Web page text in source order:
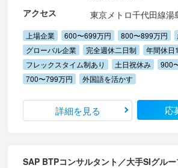
アクセス
東京メトロ千代田線湯
上場企業 600〜699万円 800〜899万円
グローバル企業
完全週休二日制
年間休日
フレックスタイム制あり
土日祝休み
900
700〜799万円
外国語を活かす
詳細を見る 応
SAP BTPコンサルタント／大手SIグル